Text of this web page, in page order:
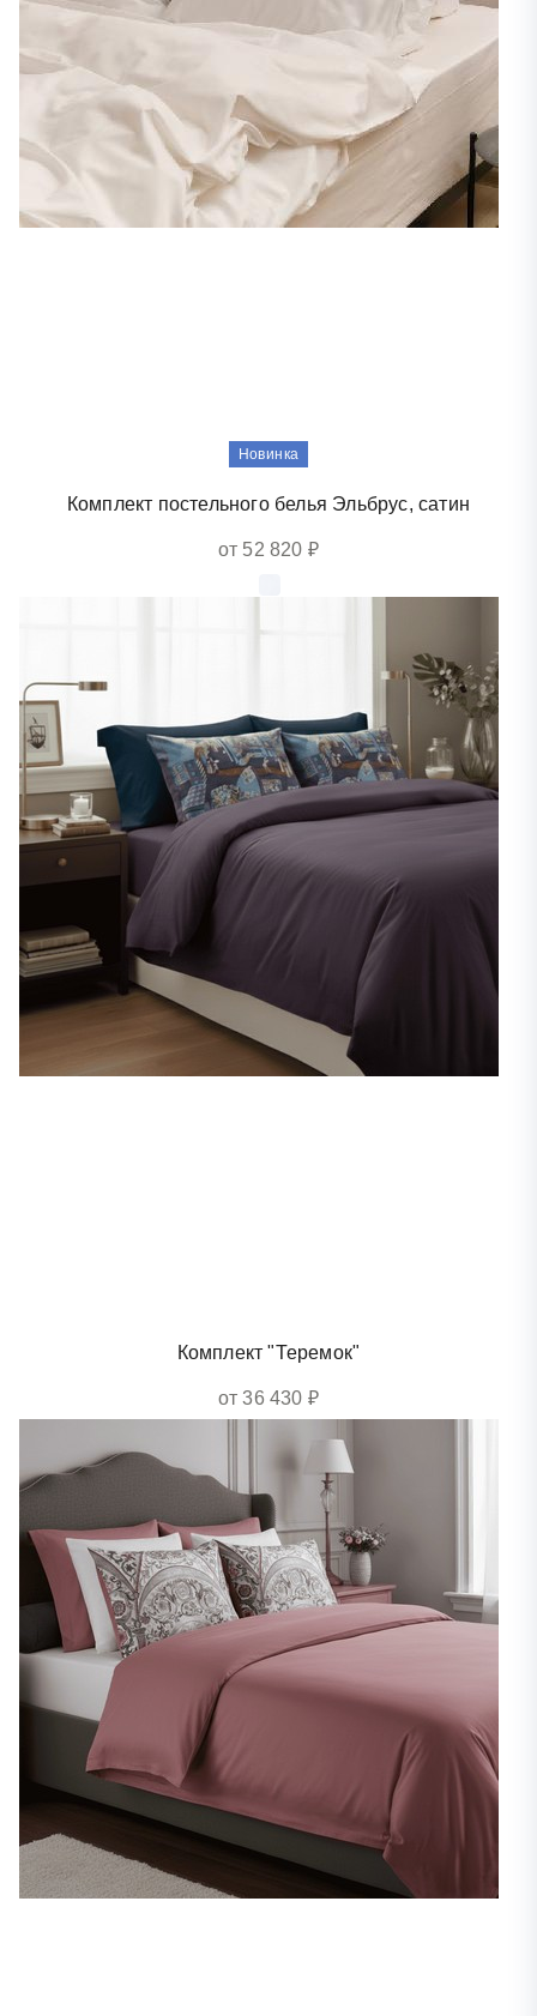
Новинка
Комплект постельного белья Эльбрус, сатин
от 52 820 ₽
Комплект "Теремок"
от 36 430 ₽